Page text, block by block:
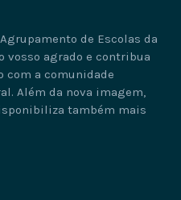
de Escolas da
vosso agrado e contribua
com a comunidade
Além da nova imagem,
também mais